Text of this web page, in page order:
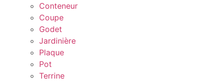
Conteneur
Coupe
Godet
Jardinière
Plaque
Pot
Terrine